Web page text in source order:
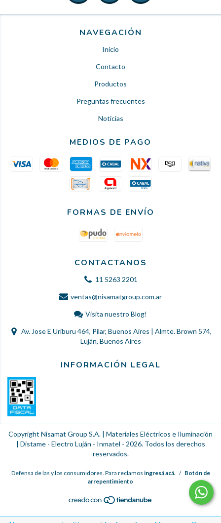
NAVEGACIÓN
Inicio
Contacto
Productos
Preguntas frecuentes
Noticias
MEDIOS DE PAGO
FORMAS DE ENVÍO
CONTACTANOS
11 5263 2201
ventas@nisamatgroup.com.ar
Visita nuestro Blog!
Av. Jose E Uriburu 464, Pilar, Buenos Aires | Almte. Brown 574,
Luján, Buenos Aires
INFORMACIÓN LEGAL
Copyright Nisamat Group S.A. | Materiales Eléctricos e Iluminación
| Distame - Electro Luján - Inmatel - 2026. Todos los derechos
reservados.
Defensa de las y los consumidores. Para reclamos ingresá acá. / Botón de
arrepentimiento